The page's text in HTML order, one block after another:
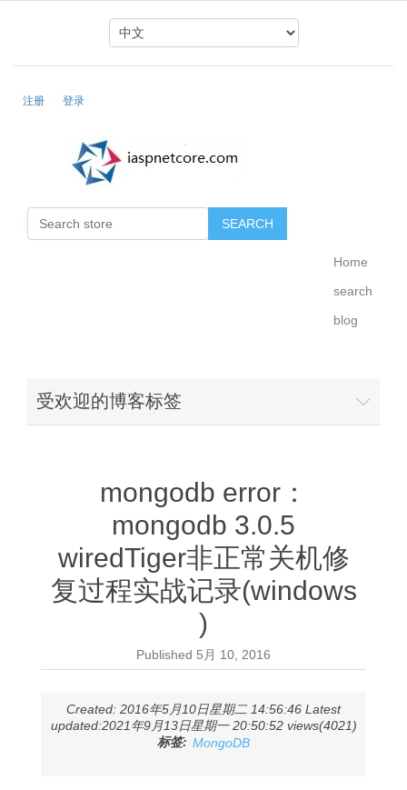
注册 登录
Home
search
blog
受欢迎的博客标签
mongodb error：
mongodb 3.0.5
wiredTiger非正常关机修
复过程实战记录(windows
)
Published 5月 10, 2016
Created: 2016年5月10日星期二 14:56:46 Latest
updated:2021年9月13日星期一 20:50:52 views(4021)
标签: MongoDB